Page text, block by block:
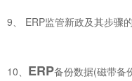
9、 ERP监管新政及其步骤
10、 ERP备份数据(磁带备